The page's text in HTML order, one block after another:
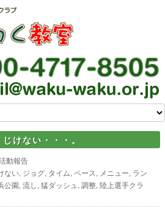
けない・・・。
動報告
ない, ジョグ, タイム, ペース, メニュー, ラン
公園, 流し, 猛ダッシュ , 調整, 陸上選手クラ